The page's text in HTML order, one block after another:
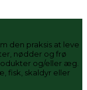
den praksis at leve
nødder og frø
og/eller æg.
fisk, skaldyr eller